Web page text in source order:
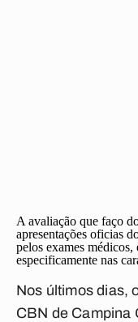
A avaliação que faço
apresentações oficias
pelos exames
especificamente nas
Nos últimos dias,
CBN de Campina